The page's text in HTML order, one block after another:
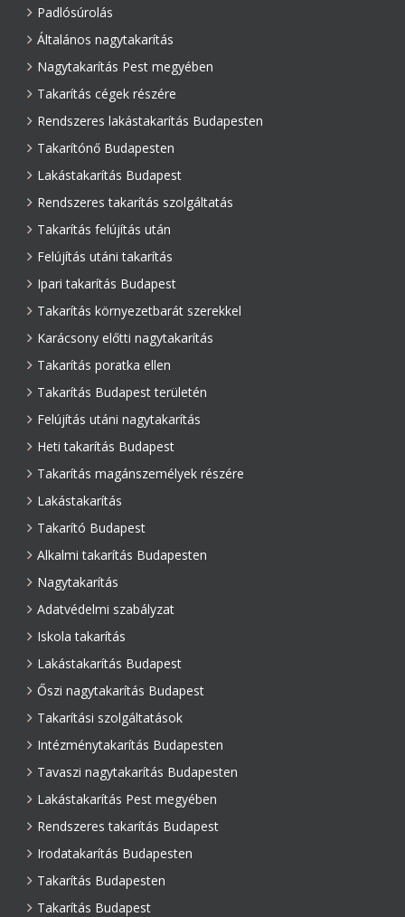
Padlósúrolás
Általános nagytakarítás
Nagytakarítás Pest megyében
Takarítás cégek részére
Rendszeres lakástakarítás Budapesten
Takarítónő Budapesten
Lakástakarítás Budapest
Rendszeres takarítás szolgáltatás
Takarítás felújítás után
Felújítás utáni takarítás
Ipari takarítás Budapest
Takarítás környezetbarát szerekkel
Karácsony előtti nagytakarítás
Takarítás poratka ellen
Takarítás Budapest területén
Felújítás utáni nagytakarítás
Heti takarítás Budapest
Takarítás magánszemélyek részére
Lakástakarítás
Takarító Budapest
Alkalmi takarítás Budapesten
Nagytakarítás
Adatvédelmi szabályzat
Iskola takarítás
Lakástakarítás Budapest
Őszi nagytakarítás Budapest
Takarítási szolgáltatások
Intézménytakarítás Budapesten
Tavaszi nagytakarítás Budapesten
Lakástakarítás Pest megyében
Rendszeres takarítás Budapest
Irodatakarítás Budapesten
Takarítás Budapesten
Takarítás Budapest